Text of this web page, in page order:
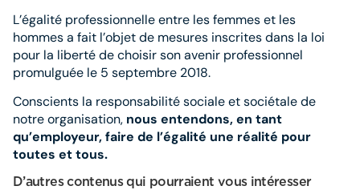
L’égalité professionnelle entre les femmes et les
hommes a fait l’objet de mesures inscrites dans la loi
pour la liberté de choisir son avenir professionnel
promulguée le 5 septembre 2018.
Conscients la responsabilité sociale et sociétale de
notre organisation, nous entendons, en tant
qu’employeur, faire de l’égalité une réalité pour
toutes et tous.
D’autres contenus qui pourraient vous intéresser